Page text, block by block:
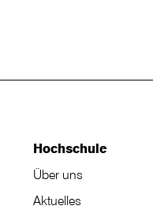
Hochschule
Über uns
Aktuelles